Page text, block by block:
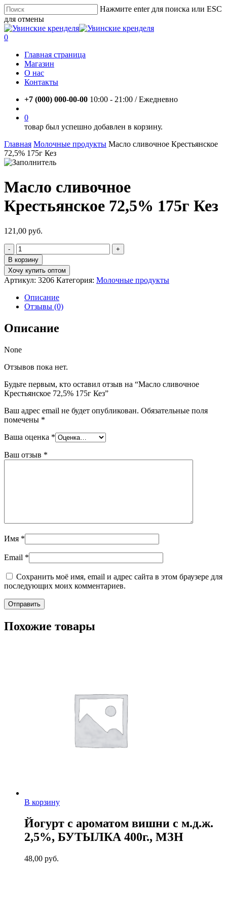
Skip
to
main
content
Нажмите enter для поиска или ESC
для отмены
Close
Search
account
0
Главная страница
Магазин
О нас
Контакты
+7 (000) 000-00-00 10:00 - 21:00 / Eжедневно
0
товар был успешно добавлен в корзину.
Главная Молочные продукты Масло сливочное Крестьянское
72,5% 175г Кез
Масло сливочное
Крестьянское 72,5% 175г Кез
121,00 руб.
Количество
товара
Масло
сливочное
Крестьянское
72,5%
175г
Кез
В корзину
Хочу купить оптом
Артикул: 3206 Категория: Молочные продукты
Описание
Отзывы (0)
Описание
None
Отзывов пока нет.
Будьте первым, кто оставил отзыв на “Масло сливочное
Крестьянское 72,5% 175г Кез”
Ваш адрес email не будет опубликован. Обязательные поля
помечены *
Ваша оценка *
Ваш отзыв *
Имя *
Email *
Сохранить моё имя, email и адрес сайта в этом браузере для
последующих моих комментариев.
Похожие товары
В корзину
Йогурт с ароматом вишни с м.д.ж.
2,5%, БУТЫЛКА 400г., МЗН
48,00 руб.